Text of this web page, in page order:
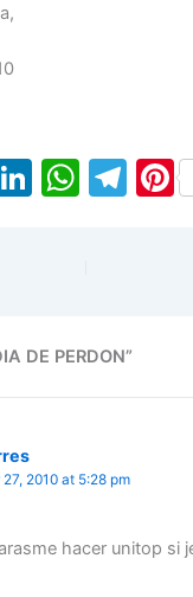
Li
n
W
p
p
T
m
Pi
DE PERDON”
2010 at 5:28 pm
hacer unitop si